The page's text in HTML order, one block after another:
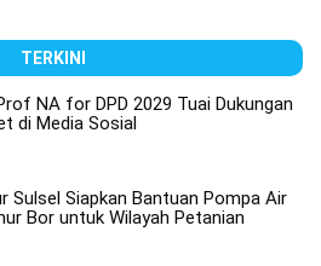
TERKINI
NA for DPD 2029 Tuai Dukungan
di Media Sosial
Sulsel Siapkan Bantuan Pompa Air
Bor untuk Wilayah Petanian